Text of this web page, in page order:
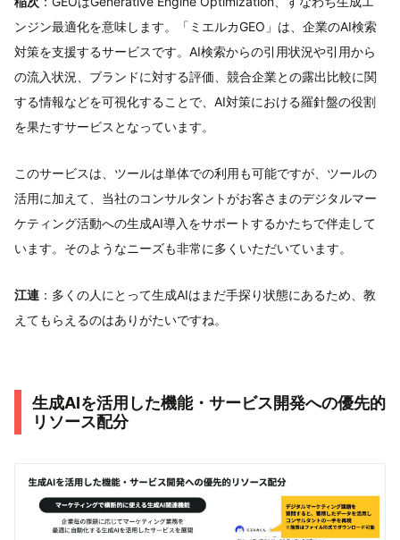
ンジン最適化を意味します。「ミエルカGEO」は、企業のAI検索
対策を支援するサービスです。AI検索からの引用状況や引用から
の流入状況、ブランドに対する評価、競合企業との露出比較に関
する情報などを可視化することで、AI対策における羅針盤の役割
を果たすサービスとなっています。
このサービスは、ツールは単体での利用も可能ですが、ツールの
活用に加えて、当社のコンサルタントがお客さまのデジタルマー
ケティング活動への生成AI導入をサポートするかたちで伴走して
います。そのようなニーズも非常に多くいただいています。
江連 ：多くの人にとって生成AIはまだ手探り状態にあるため、教
えてもらえるのはありがたいですね。
生成AIを活用した機能・サービス開発への優先的
リソース配分